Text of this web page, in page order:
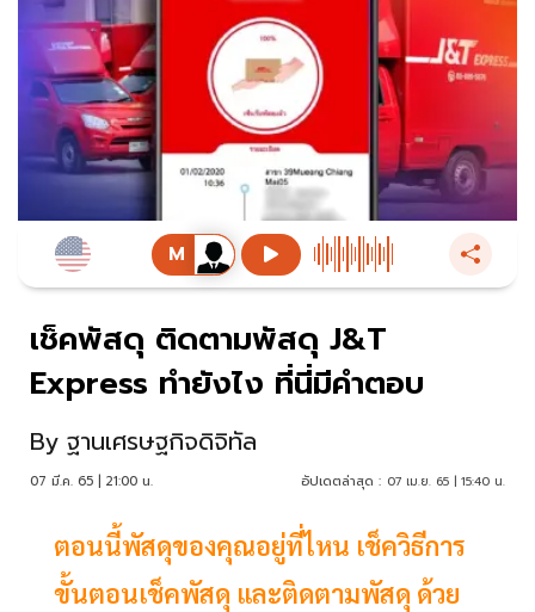
เช็คพัสดุ ติดตามพัสดุ J&T
Express ทำยังไง ที่นี่มีคำตอบ
By ฐานเศรษฐกิจดิจิทัล
07 มี.ค. 65 | 21:00 น. อัปเดตล่าสุด : 07 เม.ย. 65 | 15:40 น.
ตอนนี้พัสดุของคุณอยู่ที่ไหน เช็ควิธีการ
ขั้นตอนเช็คพัสดุ และติดตามพัสดุ ด้วย